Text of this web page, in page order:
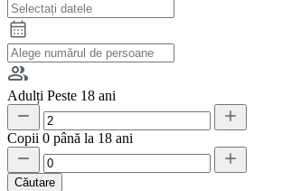
Adulți Peste 18 ani
Copii 0 până la 18 ani
Căutare